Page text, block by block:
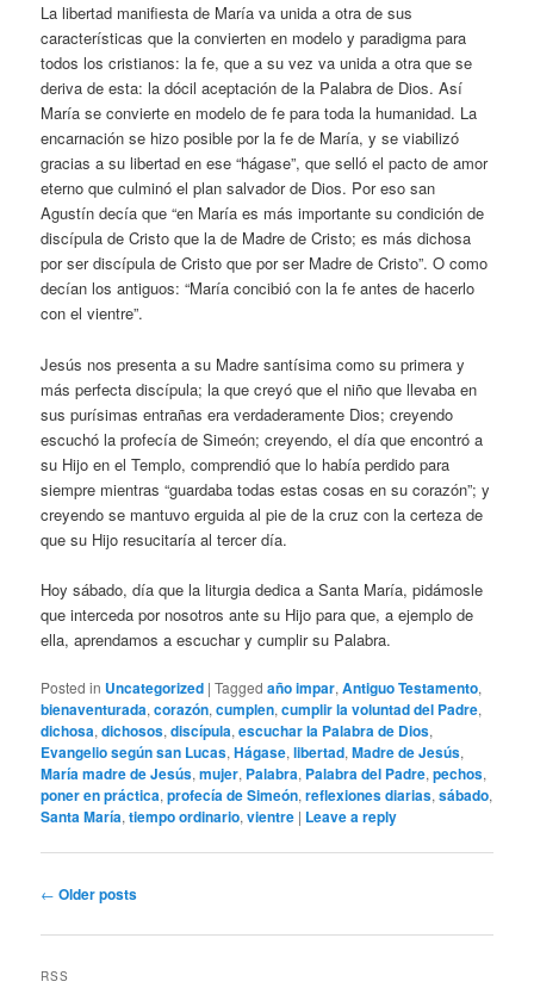
La libertad manifiesta de María va unida a otra de sus
características que la convierten en modelo y paradigma para
todos los cristianos: la fe, que a su vez va unida a otra que se
deriva de esta: la dócil aceptación de la Palabra de Dios. Así
María se convierte en modelo de fe para toda la humanidad. La
encarnación se hizo posible por la fe de María, y se viabilizó
gracias a su libertad en ese “hágase”, que selló el pacto de amor
eterno que culminó el plan salvador de Dios. Por eso san
Agustín decía que “en María es más importante su condición de
discípula de Cristo que la de Madre de Cristo; es más dichosa
por ser discípula de Cristo que por ser Madre de Cristo”. O como
decían los antiguos: “María concibió con la fe antes de hacerlo
con el vientre”.
Jesús nos presenta a su Madre santísima como su primera y
más perfecta discípula; la que creyó que el niño que llevaba en
sus purísimas entrañas era verdaderamente Dios; creyendo
escuchó la profecía de Simeón; creyendo, el día que encontró a
su Hijo en el Templo, comprendió que lo había perdido para
siempre mientras “guardaba todas estas cosas en su corazón”; y
creyendo se mantuvo erguida al pie de la cruz con la certeza de
que su Hijo resucitaría al tercer día.
Hoy sábado, día que la liturgia dedica a Santa María, pidámosle
que interceda por nosotros ante su Hijo para que, a ejemplo de
ella, aprendamos a escuchar y cumplir su Palabra.
Posted in Uncategorized |Tagged año impar,Antiguo Testamento,
bienaventurada,corazón,cumplen,cumplir la voluntad del Padre,
dichosa,dichosos,discípula,escuchar la Palabra de Dios,
Evangelio según san Lucas,Hágase,libertad,Madre de Jesús,
María madre de Jesús,mujer, Palabra, Palabra del Padre,pechos,
poner en práctica,profecía de Simeón,reflexiones diarias,sábado,
Santa María,tiempo ordinario,vientre | Leave a reply
Post
← Older posts
RSS